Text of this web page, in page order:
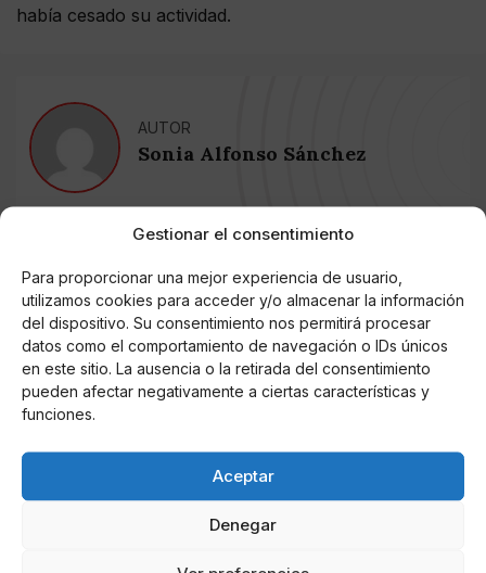
Gestionar el consentimiento
Para proporcionar una mejor experiencia de usuario,
utilizamos cookies para acceder y/o almacenar la información
del dispositivo. Su consentimiento nos permitirá procesar
datos como el comportamiento de navegación o IDs únicos
en este sitio. La ausencia o la retirada del consentimiento
pueden afectar negativamente a ciertas características y
funciones.
Aceptar
Denegar
había cesado su actividad.
AUTOR
Sonia Alfonso Sánchez
Mejores Cripto Casinos Online en
Colombia 2025: Bitcoin Casinos
Online Casino
Mejores casinos online con
criptomonedas y Bitcoin en México 2025